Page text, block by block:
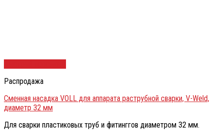
Распродажа
Сменная насадка VOLL для аппарата раструбной сварки, V-Weld,
диаметр 32 мм
Для сварки пластиковых труб и фитинггов диаметром 32 мм.